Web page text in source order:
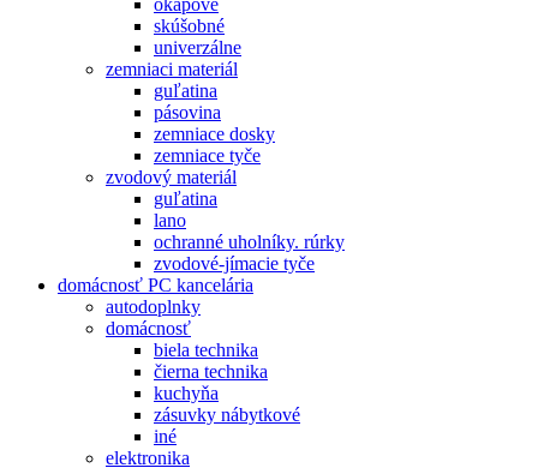
okapové
skúšobné
univerzálne
zemniaci materiál
guľatina
pásovina
zemniace dosky
zemniace tyče
zvodový materiál
guľatina
lano
ochranné uholníky. rúrky
zvodové-jímacie tyče
domácnosť PC kancelária
autodoplnky
domácnosť
biela technika
čierna technika
kuchyňa
zásuvky nábytkové
iné
elektronika